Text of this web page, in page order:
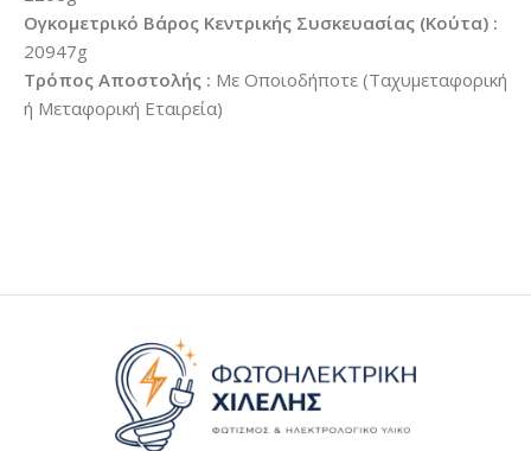
Ογκομετρικό Βάρος Κεντρικής Συσκευασίας (Κούτα) :
20947g
Τρόπος Αποστολής : Με Οποιοδήποτε (Ταχυμεταφορική
ή Μεταφορική Εταιρεία)